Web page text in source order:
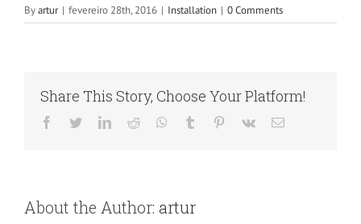
Byartur | fevereiro 28th, 2016 | Installation | 0 Comments
Share This Story, Choose Your Platform!
Facebook
TwitterLinkedIn
Reddit WhatsApp
Tumblr Pinterest
Vk Email
About the Author: artur